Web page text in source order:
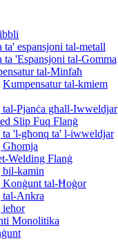
ta' espansjoni tal-metall
ta 'Espansjoni tal-Gomma
tal-Minfaħ
Kumpensatur tal-kmiem
tal-Pjanċa għall-Iwweldjar
Slip Fuq Flanġ
ta 'l-għonq ta' l-iwweldjar
Għomja
Welding Flanġ
bil-kamin
Konġunt tal-Ħoġor
tal-Ankra
ieħor
Monolitika